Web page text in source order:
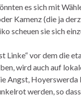
es sich mit
Kamenz (die ja
scheuen sie sich
Linke“ vor dem die
wird auch auf
Angst,
werden, so